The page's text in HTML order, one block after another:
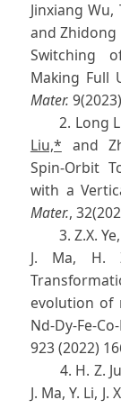
Jinxiang
and Zhidong
Switching
Making Full
Mater.
2. Long
Liu,* and
Spin-Orbit
with a
Mater.,
3. Z.X. Ye,
J. Ma, H.
evolution of
Nd-Dy-Fe-
923 (2022)
4. H. Z.
J. Ma, Y. Li,